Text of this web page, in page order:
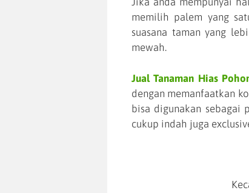
memilih palem yang
suasana taman yang
mewah.
Jual Tanaman Hias
dengan memanfaatkan
bisa digunakan sebagai
cukup indah juga